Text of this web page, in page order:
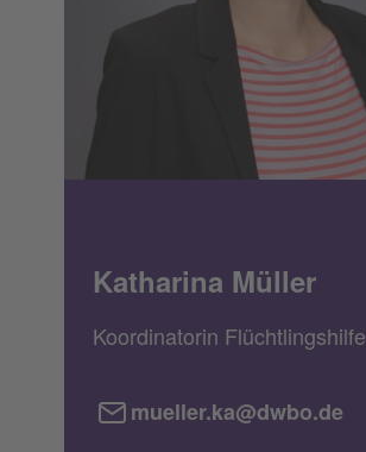
Katharina Müller
Koordinatorin Flüchtlingshilfe
mueller.ka@dwbo.de